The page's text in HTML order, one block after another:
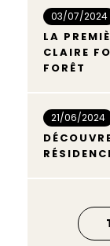
03/07/2024
LA
CLAIRE
FORÊT
21/06/2024